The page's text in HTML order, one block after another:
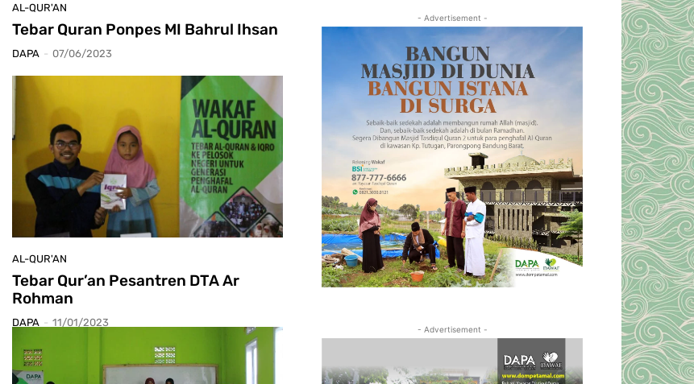
AL-QUR'AN
Tebar Quran Ponpes MI Bahrul Ihsan
DAPA - 07/06/2023
AL-QUR'AN
Tebar Qur’an Pesantren DTA Ar
Rohman
DAPA - 11/01/2023
- Advertisement -
- Advertisement -